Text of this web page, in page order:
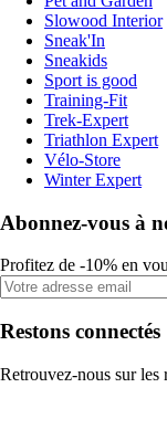
Slowood Interior
Sneak'In
Sneakids
Sport is good
Training-Fit
Trek-Expert
Triathlon Expert
Vélo-Store
Winter Expert
Abonnez-vous à
Profitez de -10% en
Restons connectés
Retrouvez-nous sur les